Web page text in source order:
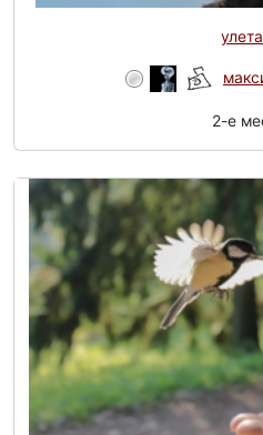
2-e